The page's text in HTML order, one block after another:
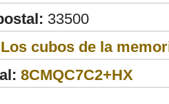
33500
cubos de la
8CMQC7C2+HX